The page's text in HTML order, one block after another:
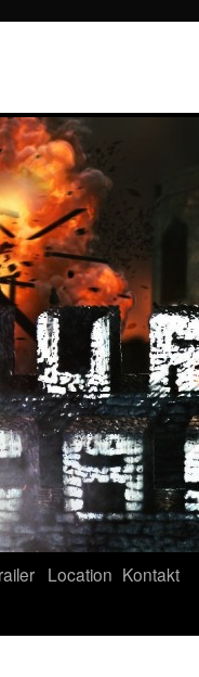
Location Kontakt